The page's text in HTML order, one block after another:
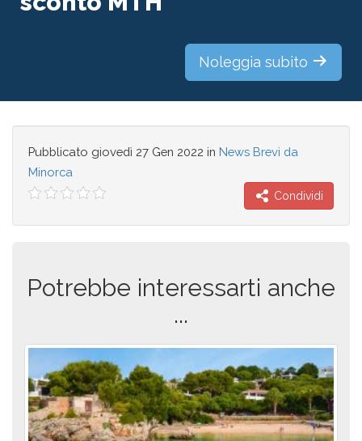
così come un risparmio di 490 tonnellate di
Prenota al miglior prezzo